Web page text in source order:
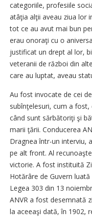
categoriile, profesiile
atâţia alţii aveau ziua lor
tot ce au avut mai bun
erau onoraţi cu o
justificat un drept al lor,
veteranii de război din
care au luptat, aveau
Au fost invocate de cei
subînţelesuri, cum a
când sunt sărbătoriţi şi
marii ţării. Conducerea
Dragnea într-un interviu,
pe alt front. Al
victorie. A fost instituită
Hotărâre de Guvern
Legea 303 din 13
ANVR a fost desemnată
la aceeaşi dată, în 1902,